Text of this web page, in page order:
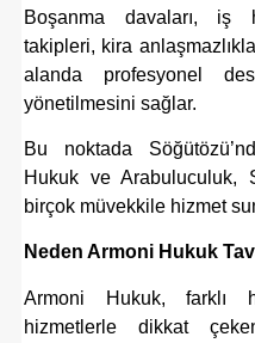
Boşanma davaları, iş
takipleri, kira
alanda profesyonel
yönetilmesini sağlar.
Bu noktada
Hukuk ve Arabuluculuk,
birçok müvekkile hizmet
Neden Armoni Hukuk
Armoni Hukuk, farklı
hizmetlerle dikkat